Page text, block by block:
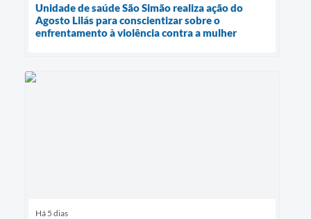
Unidade de saúde São Simão realiza ação do
Agosto Lilás para conscientizar sobre o
enfrentamento à violência contra a mulher
Há 5 dias